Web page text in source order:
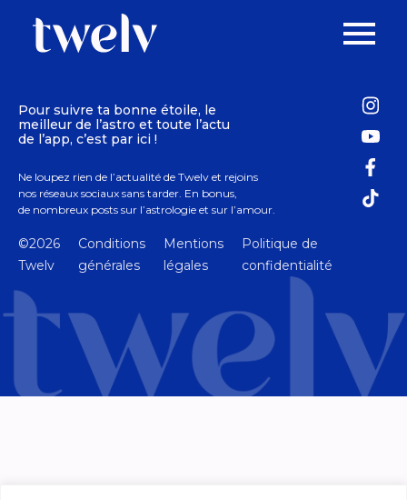
Pour suivre ta bonne étoile, le
meilleur de l’astro et toute l’actu
de l’app, c’est par ici !
Ne loupez rien de l’actualité de Twelv et rejoins
nos réseaux sociaux sans tarder. En bonus,
de nombreux posts sur l’astrologie et sur l’amour.
©2026
Twelv
Conditions
générales
Mentions
légales
Politique de
confidentialité